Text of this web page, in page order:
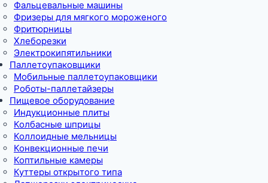
Фальцевальные машины
Фризеры для мягкого мороженого
Фритюрницы
Хлеборезки
Электрокипятильники
Паллетоупаковщики
Мобильные паллетоупаковщики
Роботы-паллетайзеры
Пищевое оборудование
Индукционные плиты
Колбасные шприцы
Коллоидные мельницы
Конвекционные печи
Коптильные камеры
Куттеры открытого типа